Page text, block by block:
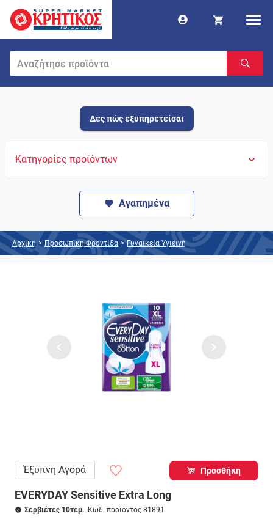
Δες πώς εξυπηρετείσαι
Κατηγορίες προϊόντων
Αγαπημένα
Αρχική > Προσωπική Φροντίδα > Γυναικεία Υγιεινή
Έξυπνη Αγορά Προσθήκη
EVERYDAY Sensitive Extra Long
Σερβιέτες 10τεμ.- Κωδ. προϊόντος 81891